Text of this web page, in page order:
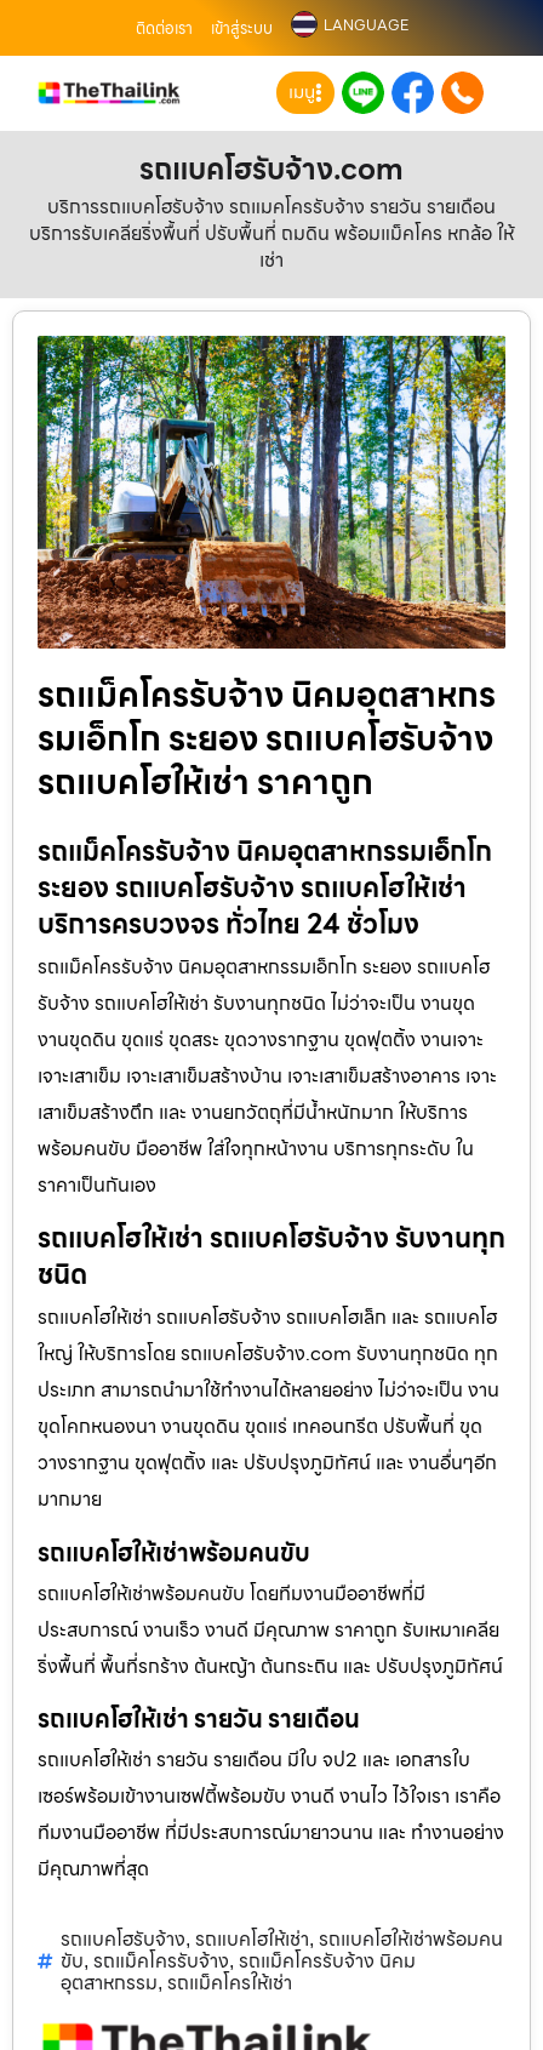
ติดต่อเรา เข้าสู่ระบบ LANGUAGE
เมนู
รถแบคโฮรับจ้าง.com
บริการรถแบคโฮรับจ้าง รถแมคโครรับจ้าง รายวัน รายเดือน
บริการรับเคลียริ่งพื้นที่ ปรับพื้นที่ ถมดิน พร้อมแม็คโคร หกล้อ ให้
เช่า
รถแม็คโครรับจ้าง นิคมอุตสาหกร
รมเอ็กโก ระยอง รถแบคโฮรับจ้าง
รถแบคโฮให้เช่า ราคาถูก
รถแม็คโครรับจ้าง นิคมอุตสาหกรรมเอ็กโก
ระยอง รถแบคโฮรับจ้าง รถแบคโฮให้เช่า
บริการครบวงจร ทั่วไทย 24 ชั่วโมง
รถแม็คโครรับจ้าง นิคมอุตสาหกรรมเอ็กโก ระยอง รถแบคโฮ
รับจ้าง รถแบคโฮให้เช่า รับงานทุกชนิด ไม่ว่าจะเป็น งานขุด
งานขุดดิน ขุดแร่ ขุดสระ ขุดวางรากฐาน ขุดฟุตติ้ง งานเจาะ
เจาะเสาเข็ม เจาะเสาเข็มสร้างบ้าน เจาะเสาเข็มสร้างอาคาร เจาะ
เสาเข็มสร้างตึก และ งานยกวัตถุที่มีน้ำหนักมาก ให้บริการ
พร้อมคนขับ มืออาชีพ ใส่ใจทุกหน้างาน บริการทุกระดับ ใน
ราคาเป็นกันเอง
รถแบคโฮให้เช่า รถแบคโฮรับจ้าง รับงานทุก
ชนิด
รถแบคโฮให้เช่า รถแบคโฮรับจ้าง รถแบคโฮเล็ก และ รถแบคโฮ
ใหญ่ ให้บริการโดย รถแบคโฮรับจ้าง.com รับงานทุกชนิด ทุก
ประเภท สามารถนำมาใช้ทำงานได้หลายอย่าง ไม่ว่าจะเป็น งาน
ขุดโคกหนองนา งานขุดดิน ขุดแร่ เทคอนกรีต ปรับพื้นที่ ขุด
วางรากฐาน ขุดฟุตติ้ง และ ปรับปรุงภูมิทัศน์ และ งานอื่นๆอีก
มากมาย
รถแบคโฮให้เช่าพร้อมคนขับ
รถแบคโฮให้เช่าพร้อมคนขับ โดยทีมงานมืออาชีพที่มี
ประสบการณ์ งานเร็ว งานดี มีคุณภาพ ราคาถูก รับเหมาเคลีย
ริ่งพื้นที่ พื้นที่รกร้าง ต้นหญ้า ต้นกระถิน และ ปรับปรุงภูมิทัศน์
รถแบคโฮให้เช่า รายวัน รายเดือน
รถแบคโฮให้เช่า รายวัน รายเดือน มีใบ จป2 และ เอกสารใบ
เซอร์พร้อมเข้างานเซฟตี้พร้อมขับ งานดี งานไว ไว้ใจเรา เราคือ
ทีมงานมืออาชีพ ที่มีประสบการณ์มายาวนาน และ ทำงานอย่าง
มีคุณภาพที่สุด
รถแบคโฮรับจ้าง, รถแบคโฮให้เช่า, รถแบคโฮให้เช่าพร้อมคน
ขับ, รถแม็คโครรับจ้าง, รถแม็คโครรับจ้าง นิคม
อุตสาหกรรม, รถแม็คโครให้เช่า